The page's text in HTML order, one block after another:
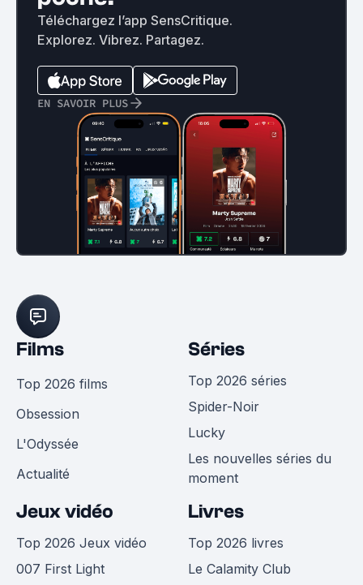
Téléchargez l’app SensCritique.
Explorez. Vibrez. Partagez.
EN SAVOIR PLUS
Films
Top 2026 films
Obsession
L'Odyssée
Actualité
Séries
Top 2026 séries
Spider-Noir
Lucky
Les nouvelles séries du
moment
Jeux vidéo
Top 2026 Jeux vidéo
007 First Light
Livres
Top 2026 livres
Le Calamity Club